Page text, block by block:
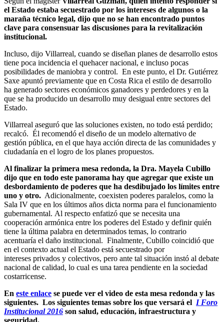
el Estado estaba secuestrado por los intereses de algunos o la
maraña técnico legal, dijo que no se han encontrado puntos
clave para consensuar las discusiones para la revitalización
institucional.
Incluso, dijo Villarreal, cuando se diseñan planes de desarrollo estos
tiene poca incidencia el quehacer nacional, e incluso pocas
posibilidades de maniobra y control. En este punto, el Dr. Gutiérrez
Saxe apuntó previamente que en Costa Rica el estilo de desarrollo
ha generado sectores económicos ganadores y perdedores y en la
que se ha producido un desarrollo muy desigual entre sectores del
Estado.
Villarreal aseguró que las soluciones existen, no todo está perdido;
recalcó. Él recomendó el diseño de un modelo alternativo de
gestión pública, en el que haya acción directa de las comunidades y
ciudadanía en el logro de los planes propuestos.
Al finalizar la primera mesa redonda, la Dra. Mayela Cubillo
dijo que en todo este panorama hay que agregar que existe un
desbordamiento de poderes que ha desdibujado los límites entre
uno y otro. Adicionalmente, coexisten poderes paralelos, como la
Sala IV que en los últimos años dicta norma para el funcionamiento
gubernamental. Al respecto enfatizó que se necesita una
cooperación armónica entre los poderes del Estado y definir quién
tiene la última palabra en determinados temas, lo contrario
acentuaría el daño institucional. Finalmente, Cubillo coincidió que
en el contexto actual el Estado está secuestrado por
intereses privados y colectivos, pero ante tal situación instó al debate
nacional de calidad, lo cual es una tarea pendiente en la sociedad
costarricense.
En este enlace se puede ver el video de esta mesa redonda y las
siguientes. Los siguientes temas sobre los que versará el I Foro
Institucional 2016 son salud, educación, infraestructura y
seguridad.